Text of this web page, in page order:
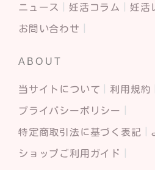
ニュース 妊活コラム 妊活
お問い合わせ
ABOUT
当サイトについて 利用規約
プライバシーポリシー
特定商取引法に基づく表記
ショップご利用ガイド